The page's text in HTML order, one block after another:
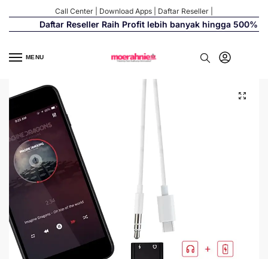
Call Center Download Apps Daftar Reseller
Daftar Reseller Raih Profit lebih banyak hingga 500%
MENU